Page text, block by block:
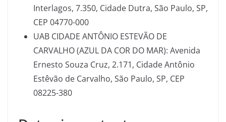
Interlagos, 7.350, Cidade Dutra, São Paulo, SP,
CEP 04770-000
UAB CIDADE ANTÔNIO ESTEVÃO DE
CARVALHO (AZUL DA COR DO MAR): Avenida
Ernesto Souza Cruz, 2.171, Cidade Antônio
Estêvão de Carvalho, São Paulo, SP, CEP
08225-380